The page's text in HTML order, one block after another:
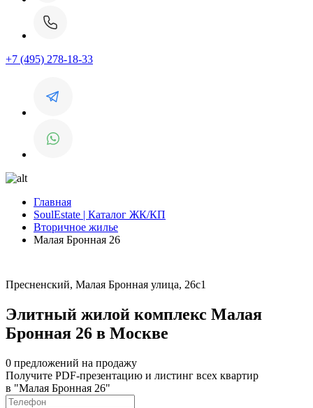
+7 (495) 278-18-33
Главная
SoulEstate | Каталог ЖК/КП
Вторичное жилье
Малая Бронная 26
Пресненский, Малая Бронная улица, 26с1
Элитный жилой комплекс Малая
Бронная 26 в Москве
0 предложений на продажу
Получите PDF-презентацию и листинг всех квартир
в "Малая Бронная 26"